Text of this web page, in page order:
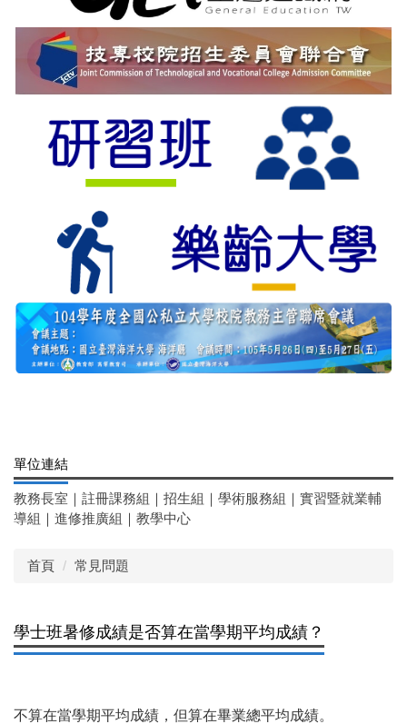
單位連結
教務長室 ｜ 註冊課務組 ｜ 招生組 ｜ 學術服務組 ｜ 實習暨就業輔
導組 ｜ 進修推廣組 ｜ 教學中心
首頁 常見問題
學士班暑修成績是否算在當學期平均成績？
不算在當學期平均成績，但算在畢業總平均成績。